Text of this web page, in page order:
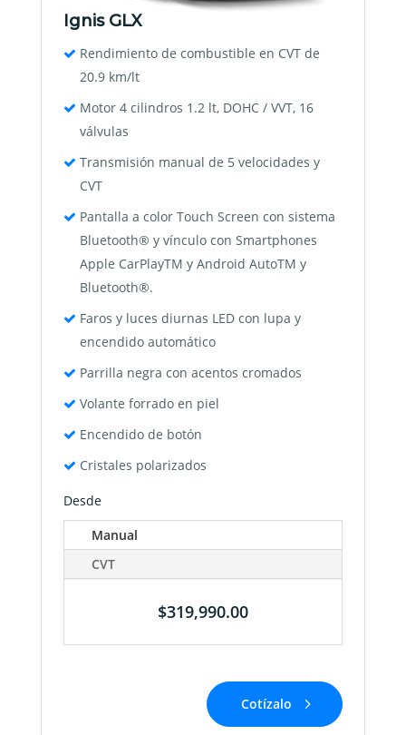
Ignis GLX
Rendimiento de combustible en CVT de
20.9 km/lt
Motor 4 cilindros 1.2 lt, DOHC / VVT, 16
válvulas
Transmisión manual de 5 velocidades y
CVT
Pantalla a color Touch Screen con sistema
Bluetooth® y vínculo con Smartphones
Apple CarPlayTM y Android AutoTM y
Bluetooth®.
Faros y luces diurnas LED con lupa y
encendido automático
Parrilla negra con acentos cromados
Volante forrado en piel
Encendido de botón
Cristales polarizados
Desde
Manual
CVT
$319,990.00
Cotízalo